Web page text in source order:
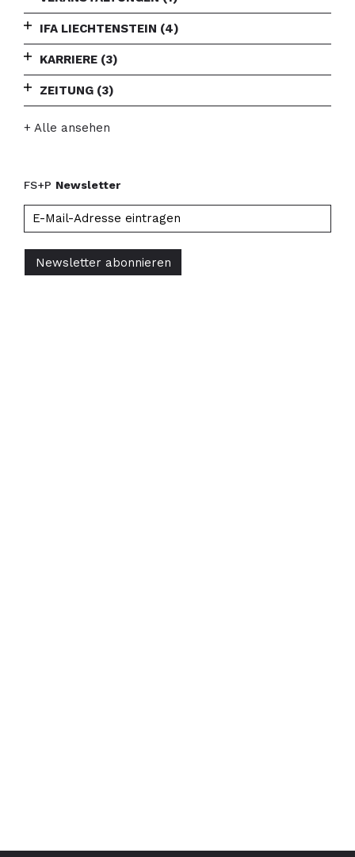
IFA LIECHTENSTEIN (4)
KARRIERE (3)
ZEITUNG (3)
+ Alle ansehen
FS+P Newsletter